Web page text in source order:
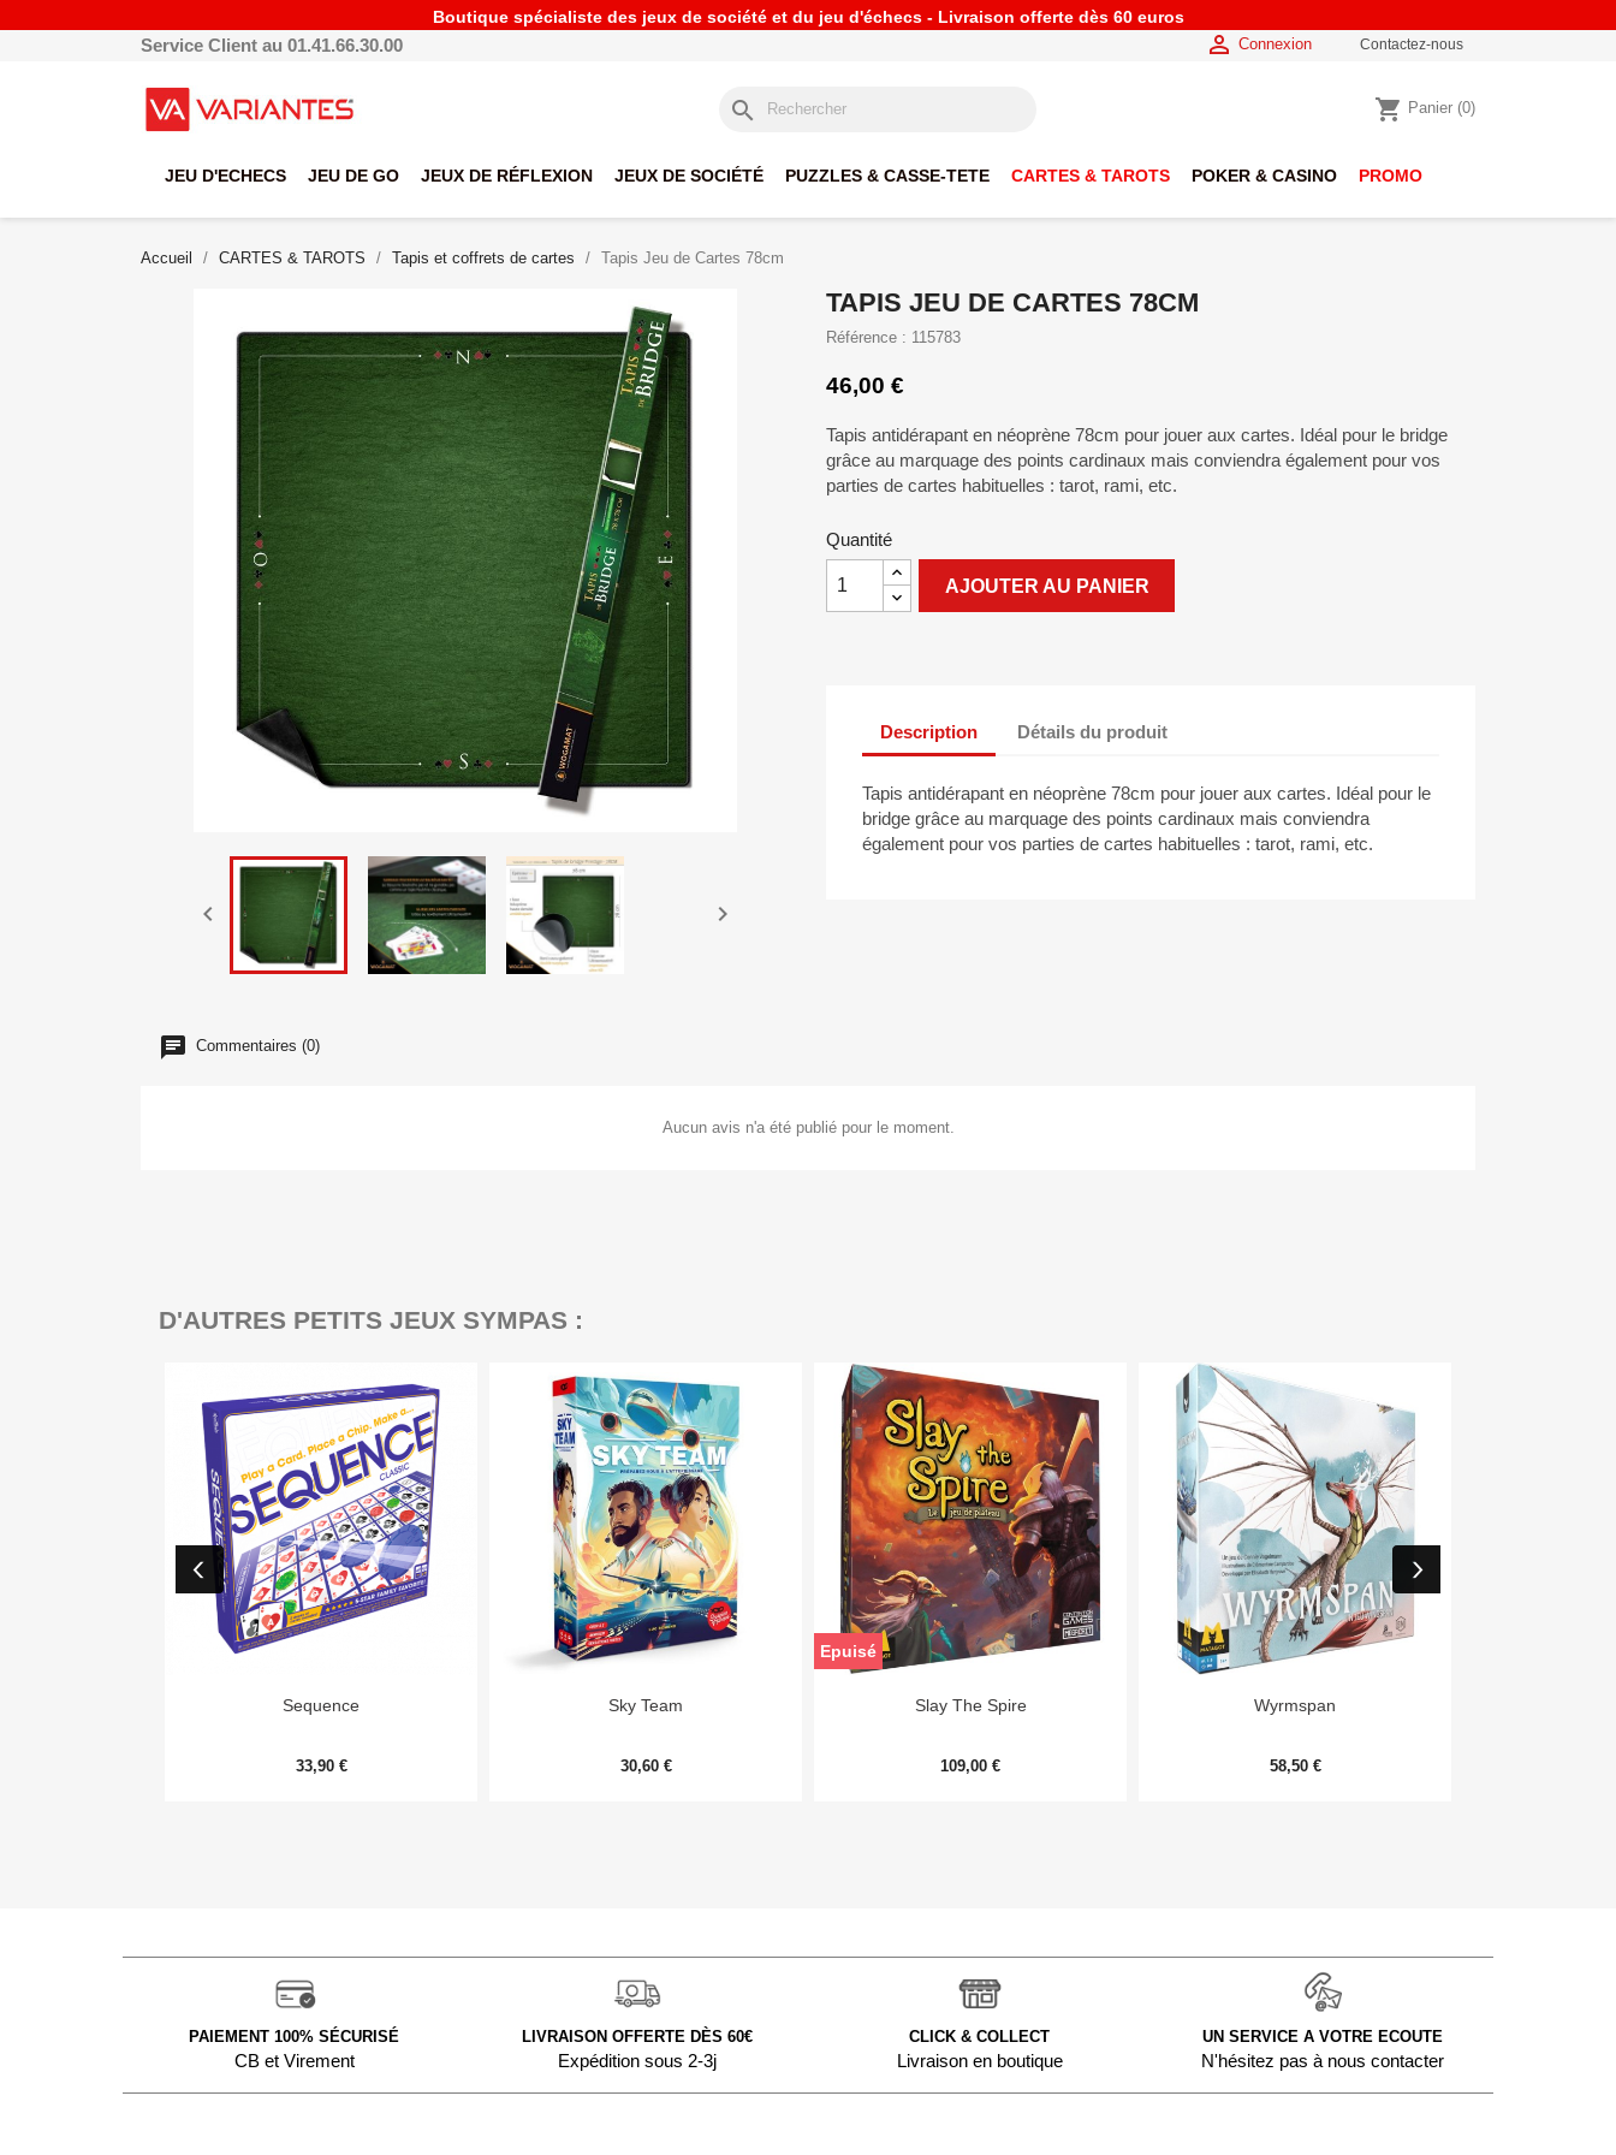
Boutique spécialiste des jeux de société et du jeu d'échecs - Livraison offerte dès 60 euros
Service Client au 01.41.66.30.00  Connexion Contactez-nous
search shopping_cart Panier (0)
JEU D'ECHECS JEU DE GO JEUX DE RÉFLEXION JEUX DE SOCIÉTÉ PUZZLES & CASSE-TETE CARTES & TAROTS POKER & CASINO PROMO
Accueil CARTES & TAROTS Tapis et coffrets de cartes Tapis Jeu de Cartes 78cm
 
TAPIS JEU DE CARTES 78CM
Référence : 115783
46,00 €
Tapis antidérapant en néoprène 78cm pour jouer aux cartes. Idéal pour le bridge
grâce au marquage des points cardinaux mais conviendra également pour vos
parties de cartes habituelles : tarot, rami, etc.
Quantité
AJOUTER AU PANIER
Description Détails du produit
Tapis antidérapant en néoprène 78cm pour jouer aux cartes. Idéal pour le
bridge grâce au marquage des points cardinaux mais conviendra
également pour vos parties de cartes habituelles : tarot, rami, etc.
Commentaires (0)
Aucun avis n'a été publié pour le moment.
D'AUTRES PETITS JEUX SYMPAS :
Aperçu rapide
Sequence
33,90 €
Aperçu rapide
Sky Team
30,60 €
Aperçu rapide
Slay The Spire
109,00 €
Epuisé
Aperçu rapide
Wyrmspan
58,50 €
PAIEMENT 100% SÉCURISÉ
CB et Virement
LIVRAISON OFFERTE DÈS 60€
Expédition sous 2-3j
CLICK & COLLECT
Livraison en boutique
UN SERVICE A VOTRE ECOUTE
N'hésitez pas à nous contacter